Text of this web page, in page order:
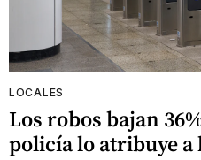
LOCALES
Los robos bajan
policía lo atribuye a